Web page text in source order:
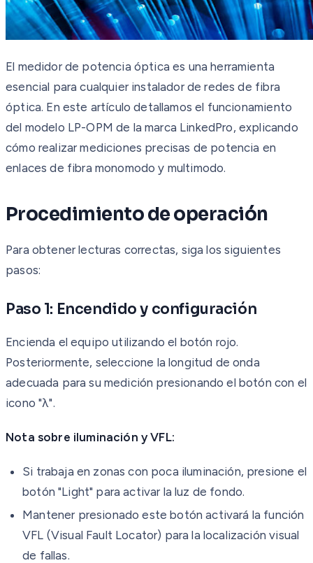
El medidor de potencia óptica es una herramienta
esencial para cualquier instalador de redes de fibra
óptica. En este artículo detallamos el funcionamiento
del modelo LP-OPM de la marca LinkedPro, explicando
cómo realizar mediciones precisas de potencia en
enlaces de fibra monomodo y multimodo.
Procedimiento de operación
Para obtener lecturas correctas, siga los siguientes
pasos:
Paso 1: Encendido y configuración
Encienda el equipo utilizando el botón rojo.
Posteriormente, seleccione la longitud de onda
adecuada para su medición presionando el botón con el
icono "λ".
Nota sobre iluminación y VFL:
Si trabaja en zonas con poca iluminación, presione el
botón "Light" para activar la luz de fondo.
Mantener presionado este botón activará la función
VFL (Visual Fault Locator) para la localización visual
de fallas.